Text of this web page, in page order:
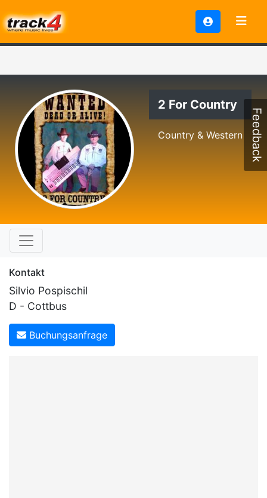
2 For Country
Country & Western
Kontakt
Silvio Pospischil
D - Cottbus
Buchungsanfrage
Feedback